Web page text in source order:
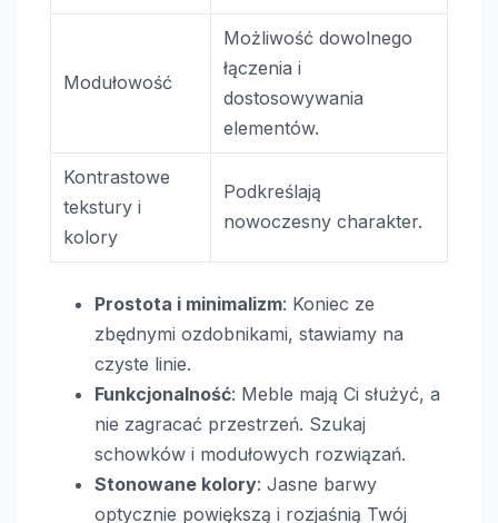
Modułowość
Możliwość dowolnego
łączenia i
dostosowywania
elementów.
Kontrastowe
tekstury i
kolory
Podkreślają
nowoczesny charakter.
Prostota i minimalizm: Koniec ze
zbędnymi ozdobnikami, stawiamy na
czyste linie.
Funkcjonalność: Meble mają Ci służyć, a
nie zagracać przestrzeń. Szukaj
schowków i modułowych rozwiązań.
Stonowane kolory: Jasne barwy
optycznie powiększą i rozjaśnią Twój